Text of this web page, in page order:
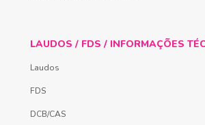
LAUDOS / FDS / INFORMAÇÕES
Laudos
FDS
DCB/CAS